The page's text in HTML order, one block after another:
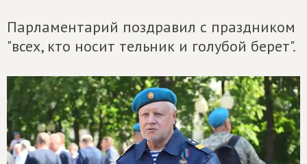
Парламентарий поздравил с праздником
"всех, кто носит тельник и голубой берет".